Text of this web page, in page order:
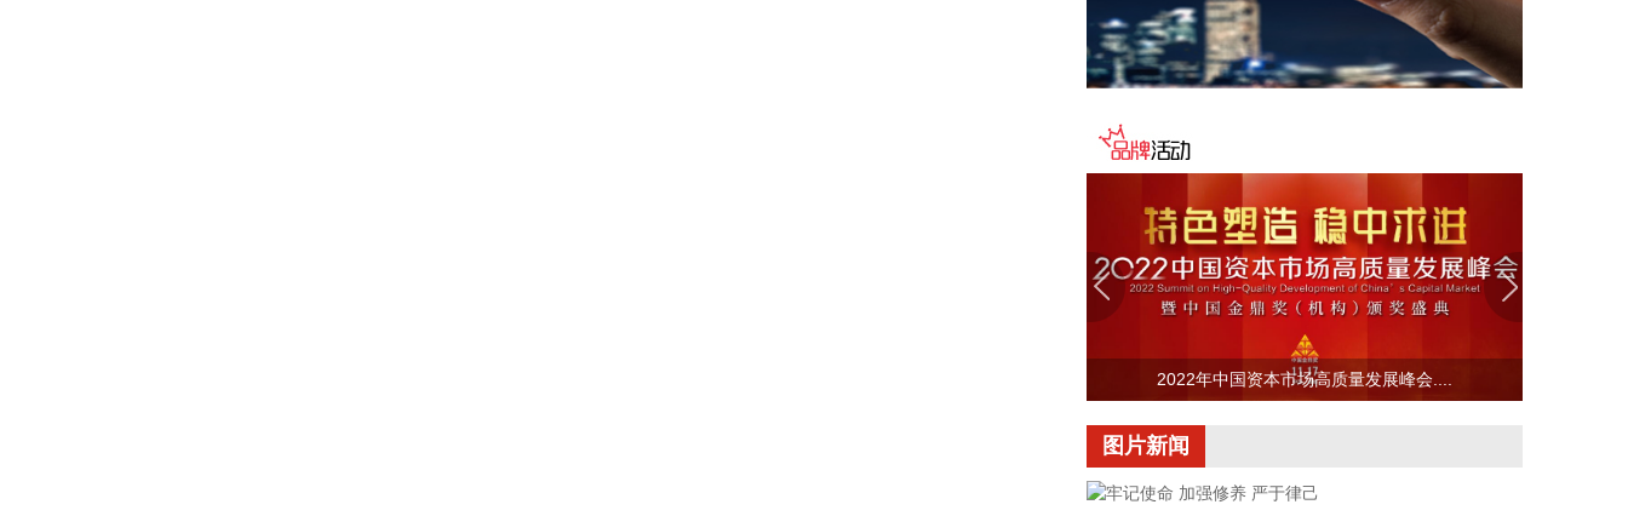
可靠的AI Token生产体系，助力AI应用向更多行业、
更深场景规模化落地。
2026-08-07 10:48:11
海关总署今天公布统计数据显示，今年前7个月：我
国民营企业进出口17.16万亿元，同比增长了
大外贸主体地位。同期，外商投资企业进出口8.78万
亿元，增长了17.6%；国有企业进出口4.14万亿元，
增长了17.3%。
2026-08-07 10:45:16
为筑牢食品安全防线，有力打击食用植物油非法添加
行为，近日，市场监管总局发布《食品补充检验方法
食用植物油是群众日常膳食的必需品，其质量安全直
合成的食品增香添加剂，长期摄入违规添加的乙基麦
2022年中国资本市场高质量发展峰会....
图片新闻